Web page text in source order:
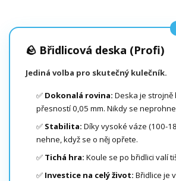
🪨 Břidlicová deska (Profi)
Jediná volba pro skutečný kulečník.
✅ Dokonalá rovina: Deska je strojně
přesností 0,05 mm. Nikdy se
✅ Stabilita: Díky vysoké váze (100-
nehne, když se o něj opřete.
✅ Tichá hra: Koule se po břidlici valí
✅ Investice na celý život: Břidlice je